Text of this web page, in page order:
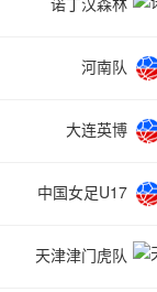
河南队
大连英博
中国女足U17
天津津门虎队